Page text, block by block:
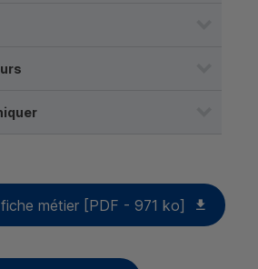
métier [PDF - 971 ko]